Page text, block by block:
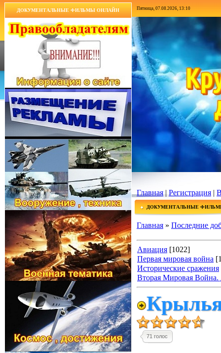
ДОКУМЕНТАЛЬНЫЕ ФИЛЬМЫ ОНЛАЙН Пятница, 07.08.2026, 13:10
Главная|Регистрация |
ДОКУМЕНТАЛЬНЫЕ
Главная » Последние
Авиация [1022]
Первая мировая война
Исторические сражения
Вторая Мировая Война.
Крылья
71 голос